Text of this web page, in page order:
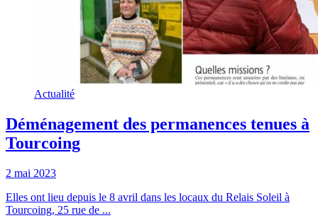
Actualité
Déménagement des permanences tenues à
Tourcoing
2 mai 2023
Elles ont lieu depuis le 8 avril dans les locaux du Relais Soleil à
Tourcoing, 25 rue de ...